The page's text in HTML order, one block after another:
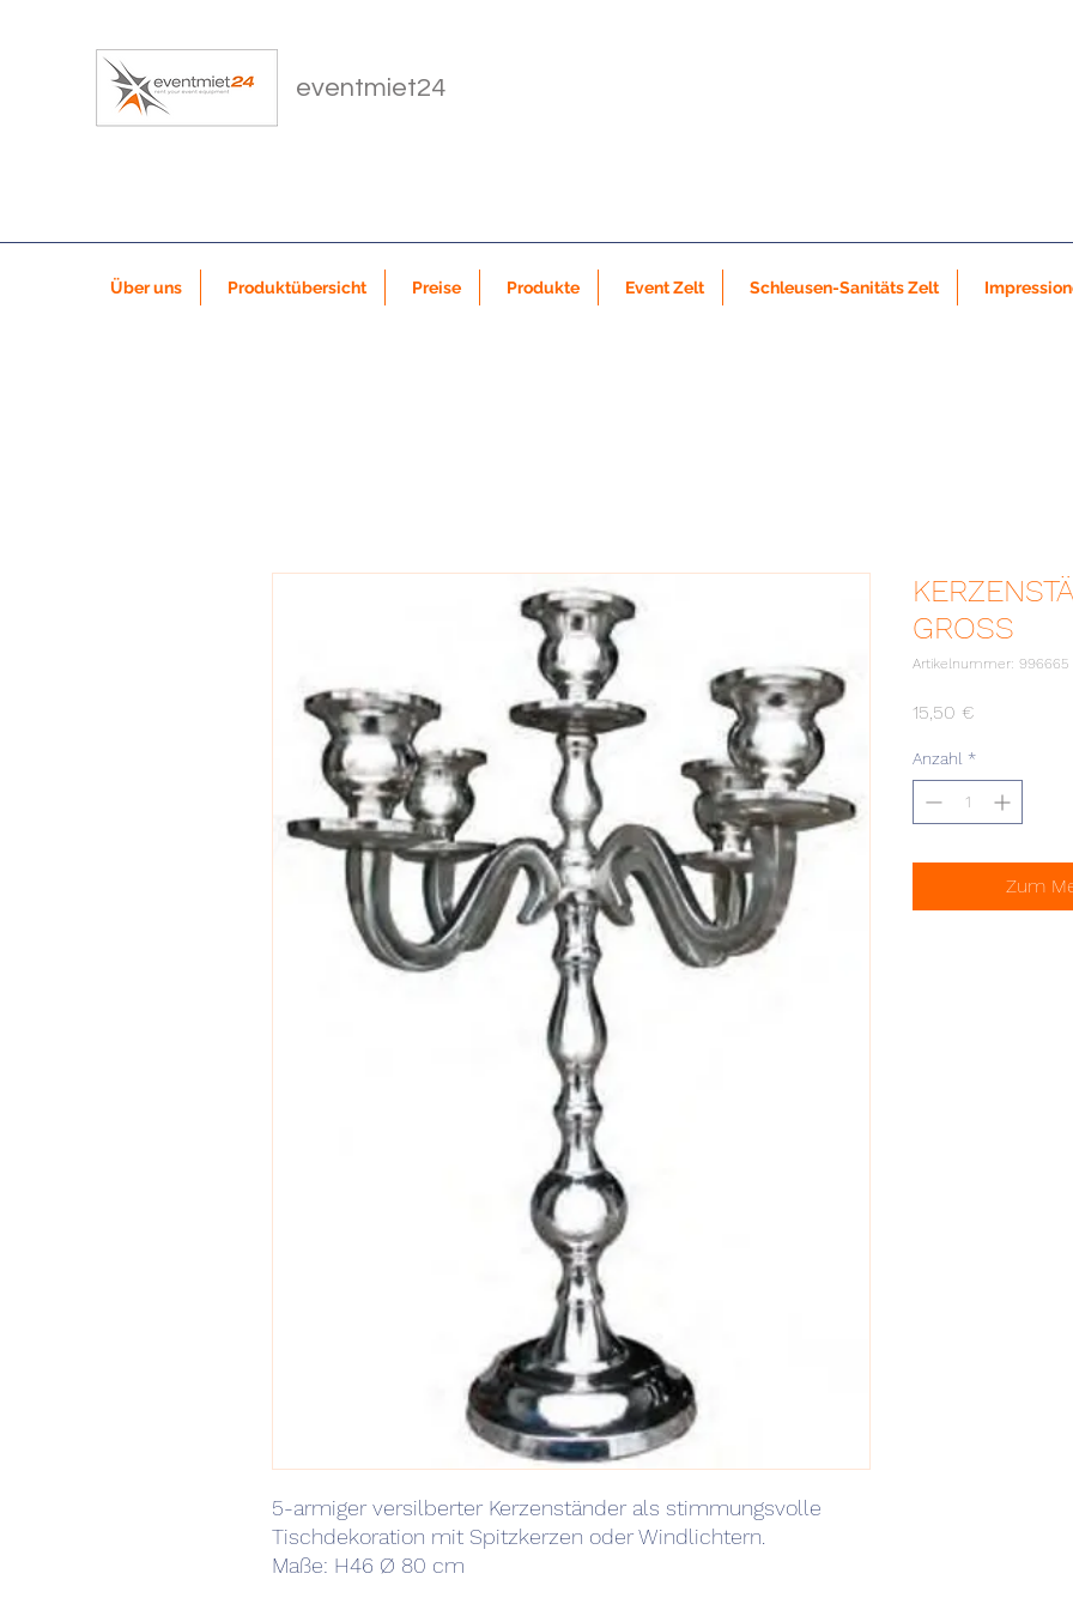
eventmiet24
Über uns Produktübersicht Preise Produkte Event Zelt Schleusen-Sanitäts Zelt
5-armiger versilberter Kerzenständer als stimmungsvolle
Tischdekoration mit Spitzkerzen oderWindlichtern
Maße: H46 Ø 80 cm
GROSS
Artikelnummer: 996665
15,50 €
Anzahl *
Zum